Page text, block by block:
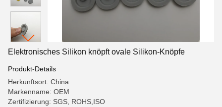
Elektronisches Silikon knöpft ovale Silikon-Knöpfe
Produkt-Details
Herkunftsort: China
Markenname: OEM
Zertifizierung: SGS, ROHS,ISO